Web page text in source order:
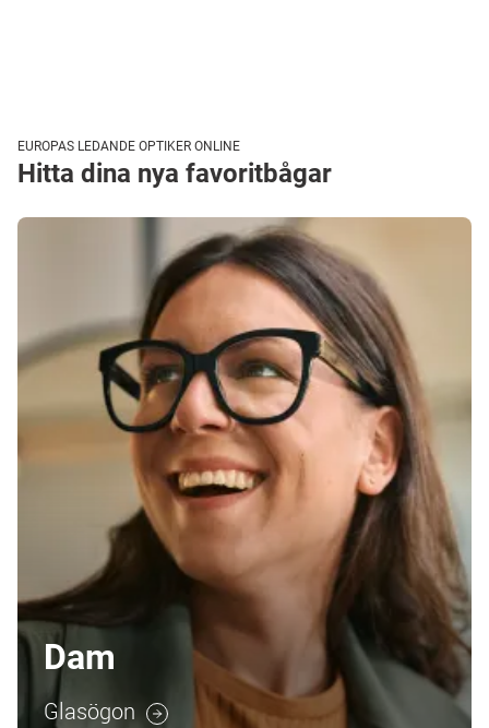
EUROPAS LEDANDE OPTIKER ONLINE
Hitta dina nya favoritbågar
Dam
Glasögon